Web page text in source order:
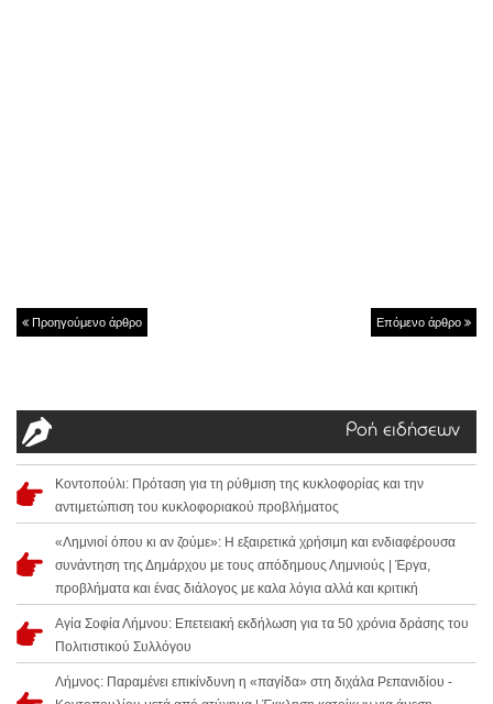
Προηγούμενο άρθρο Επόμενο άρθρο
Ροή ειδήσεων
Κοντοπούλι: Πρόταση για τη ρύθμιση της κυκλοφορίας και την
αντιμετώπιση του κυκλοφοριακού προβλήματος
«Λημνιοί όπου κι αν ζούμε»: Η εξαιρετικά χρήσιμη και ενδιαφέρουσα
συνάντηση της Δημάρχου με τους απόδημους Λημνιούς | Έργα,
προβλήματα και ένας διάλογος με καλα λόγια αλλά και κριτική
Αγία Σοφία Λήμνου: Επετειακή εκδήλωση για τα 50 χρόνια δράσης του
Πολιτιστικού Συλλόγου
Λήμνος: Παραμένει επικίνδυνη η «παγίδα» στη διχάλα Ρεπανιδίου -